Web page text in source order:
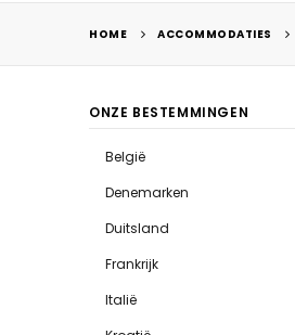
HOME ACCOMMODATIES
ONZE BESTEMMINGEN
België
Denemarken
Duitsland
Frankrijk
Italië